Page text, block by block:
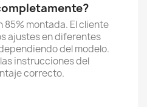
85% montada. El cliente
ajustes en diferentes
del modelo.
instrucciones del
correcto.